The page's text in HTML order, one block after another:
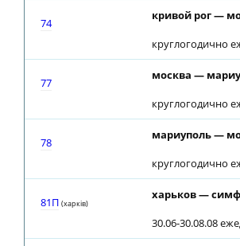
74
кривой рог —
круглогодично
77
москва —
круглогодично
78
мариуполь —
круглогодично
81П (харкiв)
харьков —
30.06-30.08.08